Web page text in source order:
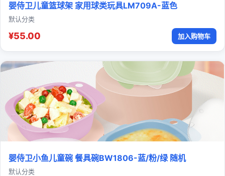
婴侍卫儿童篮球架 家用球类玩具LM709A-蓝色
默认分类
¥55.00 加入购物车
婴侍卫小鱼儿童碗 餐具碗BW1806-蓝/粉/绿 随机
默认分类